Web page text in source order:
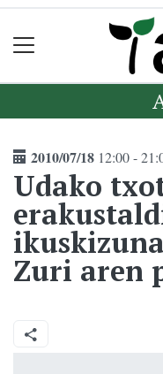
2010/07/18 12:00 -
Udako
Zuri aren